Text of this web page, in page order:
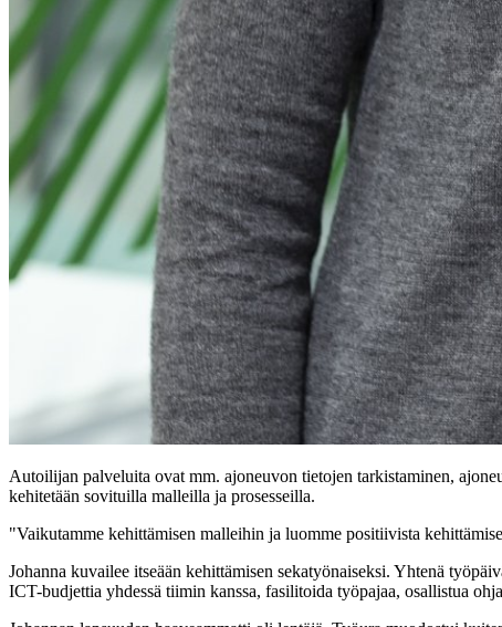
Autoilijan palveluita ovat mm. ajoneuvon tietojen tarkistaminen,
kehitetään sovituilla malleilla ja prosesseilla.
"Vaikutamme kehittämisen malleihin ja luomme positiivista
Johanna kuvailee itseään kehittämisen sekatyönaiseksi. Yhtenä
ICT-budjettia yhdessä tiimin kanssa, fasilitoida työpajaa, osallistua